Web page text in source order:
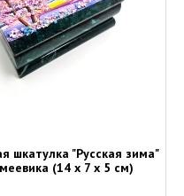
шкатулка "Русская зима"
(14 х 7 х 5 см)